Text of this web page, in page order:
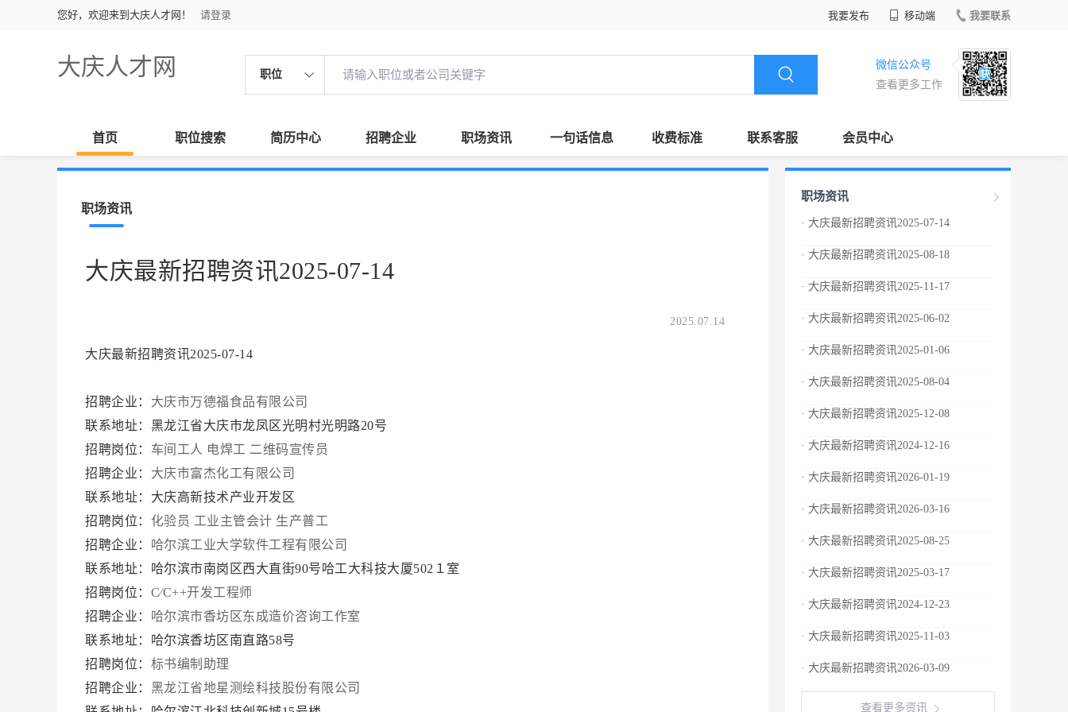
您好，欢迎来到大庆人才网！ 请登录 我要发布 移动端 我要联系
大庆人才网 职位
微信公众号
查看更多工作
首页 职位搜索 简历中心 招聘企业 职场资讯 一句话信息 收费标准 联系客服 会员中心
职场资讯
大庆最新招聘资讯2025-07-14
2025.07.14
大庆最新招聘资讯2025-07-14
招聘企业： 大庆市万德福食品有限公司
联系地址：黑龙江省大庆市龙凤区光明村光明路20号
招聘岗位： 车间工人 电焊工 二维码宣传员
招聘企业： 大庆市富杰化工有限公司
联系地址：大庆高新技术产业开发区
招聘岗位： 化验员 工业主管会计 生产普工
招聘企业：
哈尔滨工业大学软件工程有限公司
联系地址：哈尔滨市南岗区西大直街90号哈工大科技大厦502１室
招聘岗位： C∕C++开发工程师
招聘企业：
哈尔滨市香坊区东成造价咨询工作室
联系地址：哈尔滨香坊区南直路58号
招聘岗位： 标书编制助理
招聘企业： 黑龙江省地星测绘科技股份有限公司
职场资讯
· 大庆最新招聘资讯2025-07-14
· 大庆最新招聘资讯2025-08-18
· 大庆最新招聘资讯2025-11-17
· 大庆最新招聘资讯2025-06-02
· 大庆最新招聘资讯2025-01-06
· 大庆最新招聘资讯2025-08-04
· 大庆最新招聘资讯2025-12-08
· 大庆最新招聘资讯2024-12-16
· 大庆最新招聘资讯2026-01-19
· 大庆最新招聘资讯2026-03-16
· 大庆最新招聘资讯2025-08-25
· 大庆最新招聘资讯2025-03-17
· 大庆最新招聘资讯2024-12-23
· 大庆最新招聘资讯2025-11-03
· 大庆最新招聘资讯2026-03-09
查看更多资讯